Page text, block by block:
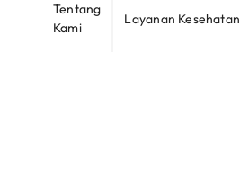
Tentang
Kami
Layanan Kesehatan